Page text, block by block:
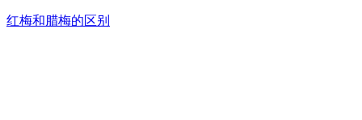
红梅和腊梅的区别